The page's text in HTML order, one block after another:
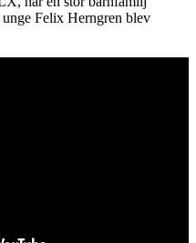
Felix Herngren blev